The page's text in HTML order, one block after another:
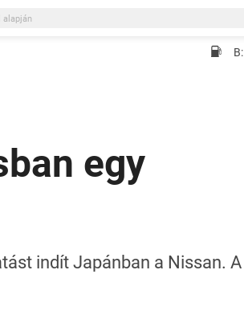
B:
egy
indít Japánban a Nissan. A